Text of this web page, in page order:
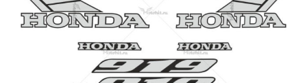
вариаций.
Опции